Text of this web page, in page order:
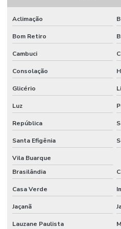
Venda de plantas ornamentais
Venda de plantas ornamentais por
Venda de plantas ornamentais
Aclimação
Bom Retiro
Cambuci
Consolação
Glicério
Luz
República
Santa Efigênia
Vila Buarque
Brasilândia
Casa Verde
Jaçanã
Lauzane Paulista